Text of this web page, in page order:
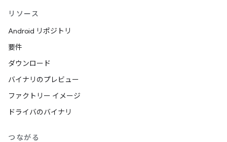
リソース
Android リポジトリ
要件
ダウンロード
バイナリのプレビュー
ファクトリー イメージ
ドライバのバイナリ
つながる